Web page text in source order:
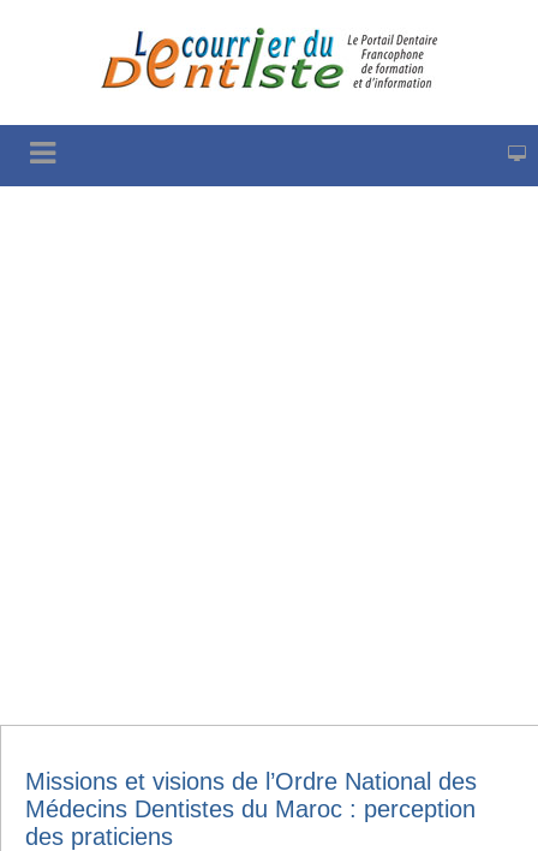
Missions et visions de l’Ordre National des
Médecins Dentistes du Maroc : perception
des praticiens